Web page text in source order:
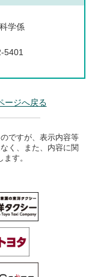
学係
5401
ージへ戻る
ですが、表示内容等
く、また、内容に関
す。